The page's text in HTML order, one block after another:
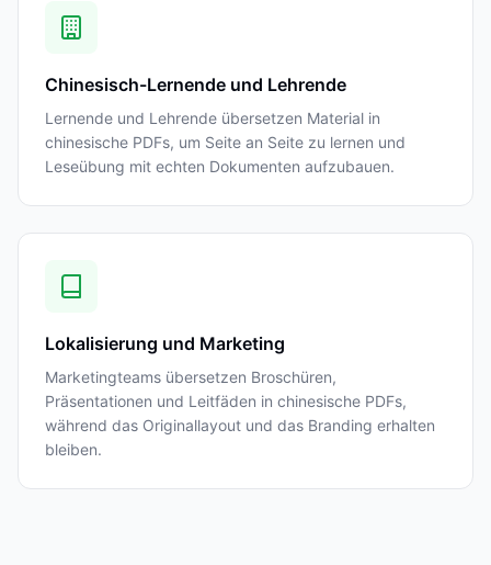
Chinesisch-Lernende und Lehrende
Lernende und Lehrende übersetzen Material in
chinesische PDFs, um Seite an Seite zu lernen und
Leseübung mit echten Dokumenten aufzubauen.
Lokalisierung und Marketing
Marketingteams übersetzen Broschüren,
Präsentationen und Leitfäden in chinesische PDFs,
während das Originallayout und das Branding erhalten
bleiben.